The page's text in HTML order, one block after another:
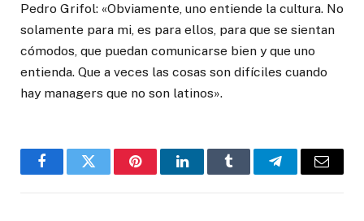
Pedro Grifol: «Obviamente, uno entiende la cultura. No
solamente para mi, es para ellos, para que se sientan
cómodos, que puedan comunicarse bien y que uno
entienda. Que a veces las cosas son difíciles cuando
hay managers que no son latinos».
FacebookTwitter PinterestLinkedInTumblr TelegramEmail